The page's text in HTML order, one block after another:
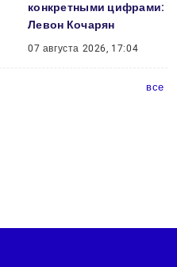
конкретными цифрами:
Левон Кочарян
07 августа 2026, 17:04
все